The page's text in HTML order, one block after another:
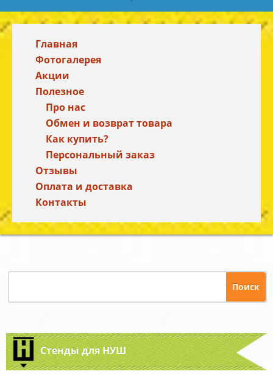
Главная
Фотогалерея
Акции
Полезное
Про нас
Обмен и возврат товара
Как купить?
Персональный заказ
Отзывы
Оплата и доставка
Контакты
Стенды для НУШ